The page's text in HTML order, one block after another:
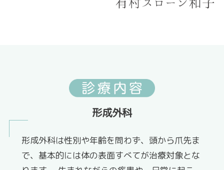
形成外科
形成外科は性別や年齢を問わず、頭から爪先ま
で、基本的には体の表面すべてが治療対象とな